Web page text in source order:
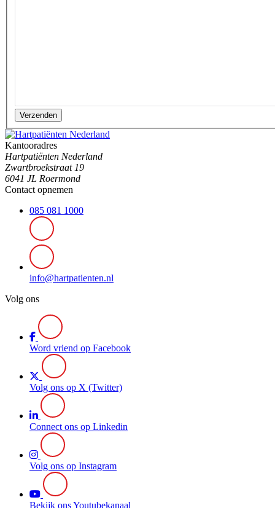
Verzenden
Kantooradres
Hartpatiënten Nederland
Zwartbroekstraat 19
6041 JL Roermond
Contact opnemen
085 081 1000
info@hartpatienten.nl
Volg ons
Word vriend op Facebook
Volg ons op X (Twitter)
Connect ons op Linkedin
Volg ons op Instagram
Bekijk ons Youtubekanaal